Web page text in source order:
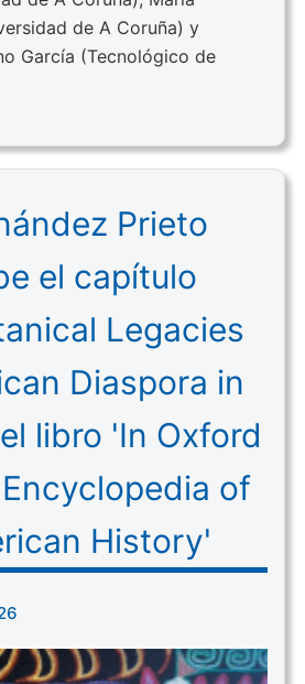
de A Coruña) y
García (Tecnológico de
Prieto
el capítulo
Legacies
Diaspora in
libro 'In Oxford
of
History'